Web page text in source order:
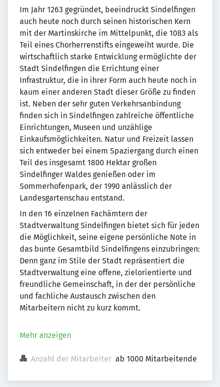
Im Jahr 1263 gegründet, beeindruckt Sindelfingen
auch heute noch durch seinen historischen Kern
mit der Martinskirche im Mittelpunkt, die 1083 als
Teil eines Chorherrenstifts eingeweiht wurde. Die
wirtschaftlich starke Entwicklung ermöglichte der
Stadt Sindelfingen die Errichtung einer
Infrastruktur, die in ihrer Form auch heute noch in
kaum einer anderen Stadt dieser Größe zu finden
ist. Neben der sehr guten Verkehrsanbindung
finden sich in Sindelfingen zahlreiche öffentliche
Einrichtungen, Museen und unzählige
Einkaufsmöglichkeiten. Natur und Freizeit lassen
sich entweder bei einem Spaziergang durch einen
Teil des insgesamt 1800 Hektar großen
Sindelfinger Waldes genießen oder im
Sommerhofenpark, der 1990 anlässlich der
Landesgartenschau entstand.
In den 16 einzelnen Fachämtern der
Stadtverwaltung Sindelfingen bietet sich für jeden
die Möglichkeit, seine eigene persönliche Note in
das bunte Gesamtbild Sindelfingens einzubringen:
Denn ganz im Stile der Stadt repräsentiert die
Stadtverwaltung eine offene, zielorientierte und
freundliche Gemeinschaft, in der der persönliche
und fachliche Austausch zwischen den
Mitarbeitern nicht zu kurz kommt.
Mehr anzeigen
Anzahl der Mitarbeiter ab 1000 Mitarbeitende